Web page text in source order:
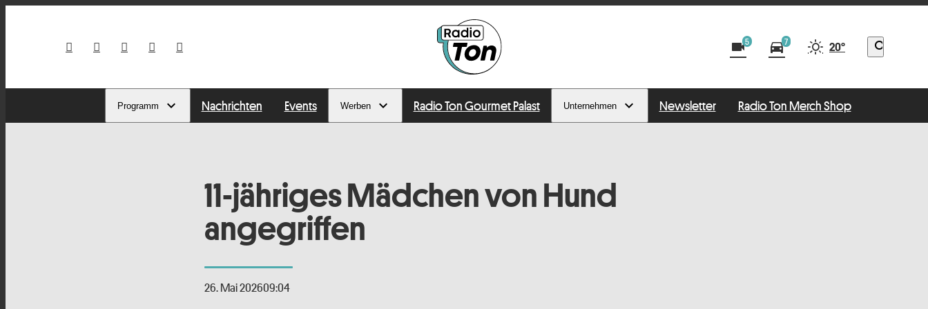
videocam5 directions_car7 20° search
Programm Nachrichten Events Werben Radio Ton Gourmet Palast Unternehmen Newsletter Radio Ton Merch Shop
11-jähriges Mädchen von Hund
angegriffen
26. Mai 202609:04